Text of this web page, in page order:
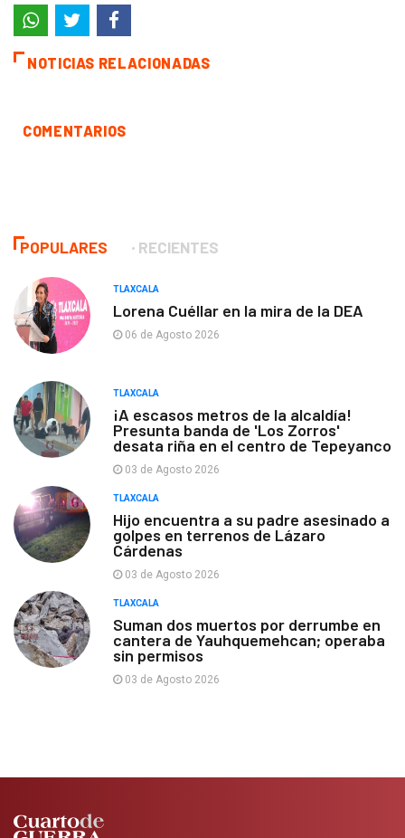
NOTICIAS RELACIONADAS
COMENTARIOS
POPULARES RECIENTES
TLAXCALA
Lorena Cuéllar en la mira de la DEA
06 de Agosto 2026
TLAXCALA
¡A escasos metros de la alcaldía!
Presunta banda de 'Los Zorros'
desata riña en el centro de Tepeyanco
03 de Agosto 2026
TLAXCALA
Hijo encuentra a su padre asesinado a
golpes en terrenos de Lázaro
Cárdenas
03 de Agosto 2026
TLAXCALA
Suman dos muertos por derrumbe en
cantera de Yauhquemehcan; operaba
sin permisos
03 de Agosto 2026